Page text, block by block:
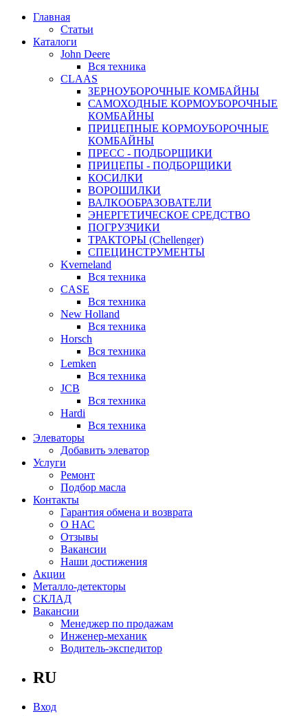
Главная
Статьи
Каталоги
John Deere
Вся техника
CLAAS
ЗЕРНОУБОРОЧНЫЕ КОМБАЙНЫ
САМОХОДНЫЕ КОРМОУБОРОЧНЫЕ
КОМБАЙНЫ
ПРИЦЕПНЫЕ КОРМОУБОРОЧНЫЕ
КОМБАЙНЫ
ПРЕСС - ПОДБОРЩИКИ
ПРИЦЕПЫ - ПОДБОРЩИКИ
КОСИЛКИ
ВОРОШИЛКИ
ВАЛКООБРАЗОВАТЕЛИ
ЭНЕРГЕТИЧЕСКОЕ СРЕДСТВО
ПОГРУЗЧИКИ
ТРАКТОРЫ (Chellenger)
СПЕЦИНСТРУМЕНТЫ
Kverneland
Вся техника
CASE
Вся техника
New Holland
Вся техника
Horsch
Вся техника
Lemken
Вся техника
JCB
Вся техника
Hardi
Вся техника
Элеваторы
Добавить элеватор
Услуги
Ремонт
Подбор масла
Контакты
Гарантия обмена и возврата
О НАС
Отзывы
Вакансии
Наши достижения
Акции
Металло-детекторы
СКЛАД
Вакансии
Менеджер по продажам
Инженер-механик
Водитель-экспедитор
RU
Вход